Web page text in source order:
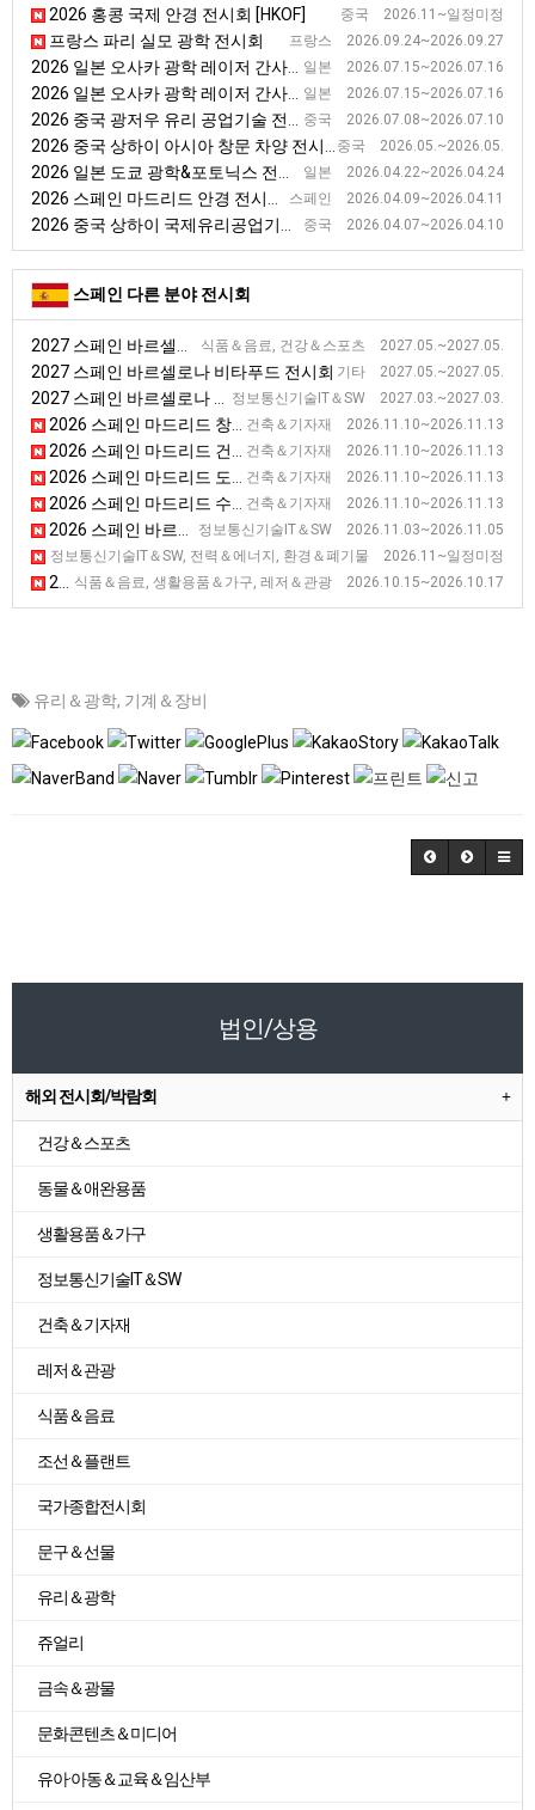
중국 2026.11~일정미정
2026 홍콩 국제 안경 전시회 [HKOF]
프랑스 2026.09.24~2026.09.27
프랑스 파리 실모 광학 전시회
일본 2026.07.15~2026.07.16
2026 일본 오사카 광학 레이저 간사이 전시회
일본 2026.07.15~2026.07.16
2026 일본 오사카 광학 레이저 간사이 전시회
중국 2026.07.08~2026.07.10
2026 중국 광저우 유리 공업기술 전시회 [CGE]
중국 2026.05.~2026.05.
2026 중국 상하이 아시아 창문 차양 전시회
일본 2026.04.22~2026.04.24
2026 일본 도쿄 광학&포토닉스 전시회 [OPIE]
스페인 2026.04.09~2026.04.11
2026 스페인 마드리드 안경 전시회 [ExpoOptica]
중국 2026.04.07~2026.04.10
2026 중국 상하이 국제유리공업기술 전시회 [China Glass]
스페인 다른 분야 전시회
식품＆음료, 건강＆스포츠 2027.05.~2027.05.
2027 스페인 바르셀로나 비타푸드 전시회
기타 2027.05.~2027.05.
2027 스페인 바르셀로나 비타푸드 전시회
정보통신기술IT＆SW 2027.03.~2027.03.
2027 스페인 바르셀로나 정보통신 전시회
건축＆기자재 2026.11.10~2026.11.13
2026 스페인 마드리드 창문, 외벽 전시회 [VETECO]
건축＆기자재 2026.11.10~2026.11.13
2026 스페인 마드리드 건축기술 전시회 [CONSTRUTEC]
건축＆기자재 2026.11.10~2026.11.13
2026 스페인 마드리드 도어 및 자동화 전시회 [SMART DOORS]
건축＆기자재 2026.11.10~2026.11.13
2026 스페인 마드리드 수영장, 웰니스, 수처리 설비 전시회 [PISCIMADRID]
정보통신기술IT＆SW 2026.11.03~2026.11.05
2026 스페인 바르셀로나 사이버보안 전시회 [BARCELONA CYBERSECURITY CONGRESS]
정보통신기술IT＆SW, 전력＆에너지, 환경＆폐기물 2026.11~일정미정
2026 스페인 바르셀로나 스마트 시티 전시회 [SCEWC]
식품＆음료, 생활용품＆가구, 레저＆관광 2026.10.15~2026.10.17
2026 스페인 마드리드 호텔산업 전시회 [GUEXT]
유리＆광학, 기계＆장비
법인/상용
해외 전시회/박람회
건강＆스포츠
동물＆애완용품
생활용품＆가구
정보통신기술IT＆SW
건축＆기자재
레저＆관광
식품＆음료
조선＆플랜트
국가종합전시회
문구＆선물
유리＆광학
쥬얼리
금속＆광물
문화콘텐츠＆미디어
유아·아동＆교육＆임산부